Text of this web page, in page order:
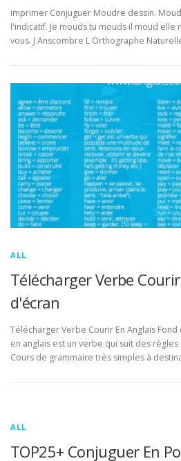
imprimer Conjuguer Moudre dessin.
l'indicatif. Je mouds tu mouds il moud
vous. J Anscombre L Orthographe
ALL
Télécharger Verbe
d'écran
Télécharger Verbe Courir En Anglais
en anglais est un verbe qui suit des
Cours de grammaire très simples à
ALL
TOP25+ Conjuguer En